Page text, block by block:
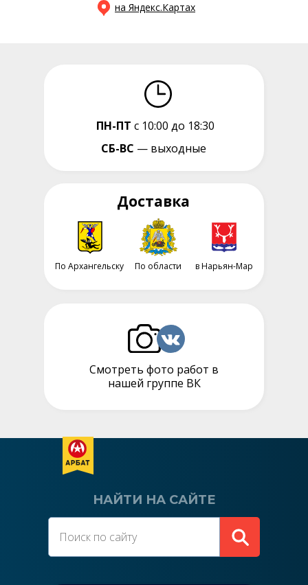
Смотреть фото работ в
нашей группе ВК
ПН-ПТ с 10:00 до 18:30
СБ-ВС — выходные
на Яндекс.Картах
Доставка
По Архангельску в Нарьян-Мар
По области
НАЙТИ НА САЙТЕ